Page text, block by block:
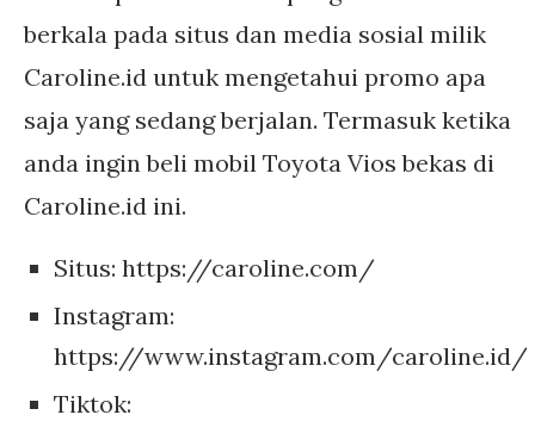
berkala pada situs dan media sosial milik
Caroline.id untuk mengetahui promo apa
saja yang sedang berjalan. Termasuk ketika
anda ingin beli mobil Toyota Vios bekas di
Caroline.id ini.
Situs: https://caroline.com/
Instagram:
https://www.instagram.com/caroline.id/
Tiktok: